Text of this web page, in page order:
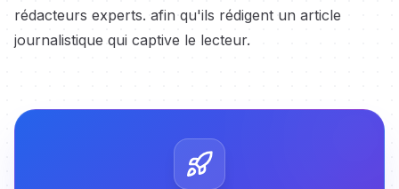
rédacteurs experts. afin qu'ils rédigent un article
journalistique qui captive le lecteur.